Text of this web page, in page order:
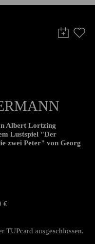
Albert Lortzing
Lustspiel "Der
€